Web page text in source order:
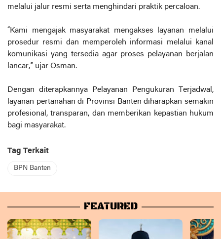
melalui jalur resmi serta menghindari praktik percaloan.
“Kami mengajak masyarakat mengakses layanan melalui
prosedur resmi dan memperoleh informasi melalui kanal
komunikasi yang tersedia agar proses pelayanan berjalan
lancar,” ujar Osman.
Dengan diterapkannya Pelayanan Pengukuran Terjadwal,
layanan pertanahan di Provinsi Banten diharapkan semakin
profesional, transparan, dan memberikan kepastian hukum
bagi masyarakat.
Tag Terkait
BPN Banten
FEATURED